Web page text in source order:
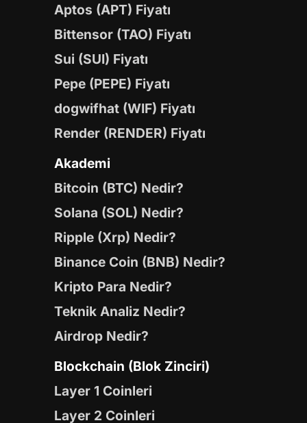
Aptos (APT) Fiyatı
Bittensor (TAO) Fiyatı
Sui (SUI) Fiyatı
Pepe (PEPE) Fiyatı
dogwifhat (WIF) Fiyatı
Render (RENDER) Fiyatı
Akademi
Bitcoin (BTC) Nedir?
Solana (SOL) Nedir?
Ripple (Xrp) Nedir?
Binance Coin (BNB) Nedir?
Kripto Para Nedir?
Teknik Analiz Nedir?
Airdrop Nedir?
Blockchain (Blok Zinciri)
Layer 1 Coinleri
Layer 2 Coinleri